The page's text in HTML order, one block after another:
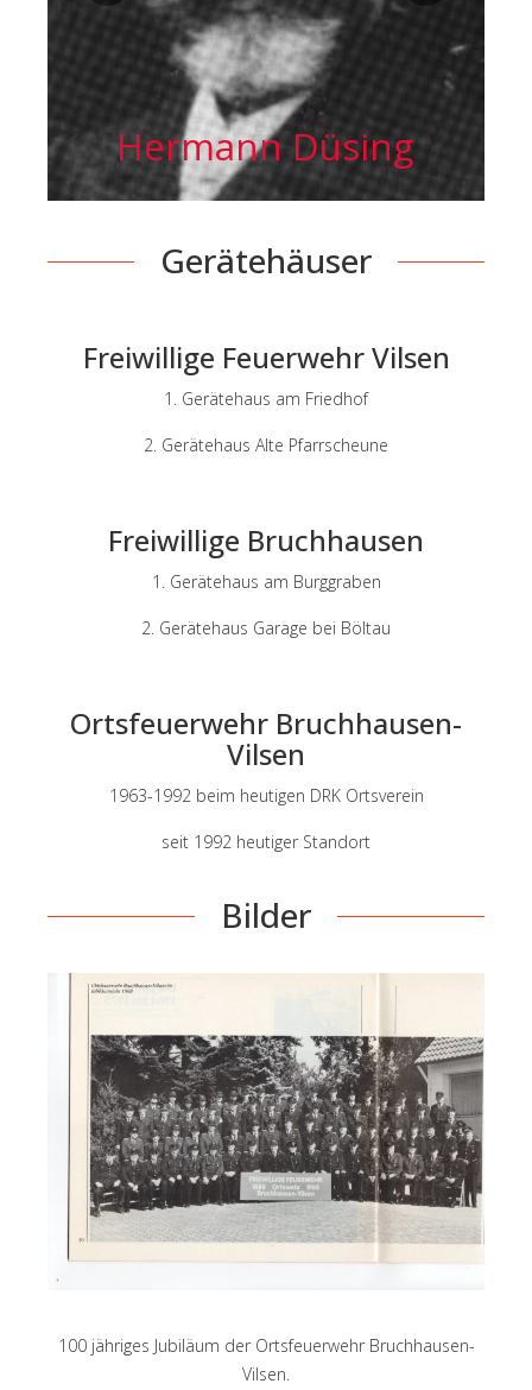
Hermann Düsing
Gerätehäuser
Freiwillige Feuerwehr Vilsen
1. Gerätehaus am Friedhof
2. Gerätehaus Alte Pfarrscheune
Freiwillige Bruchhausen
1. Gerätehaus am Burggraben
2. Gerätehaus Garage bei Böltau
Ortsfeuerwehr Bruchhausen-
Vilsen
1963-1992 beim heutigen DRK Ortsverein
seit 1992 heutiger Standort
Bilder
100 jähriges Jubiläum der Ortsfeuerwehr Bruchhausen-
Vilsen.